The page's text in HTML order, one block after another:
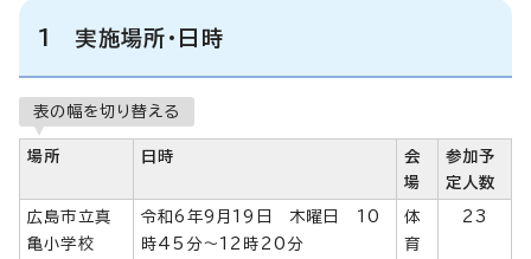
1 実施場所・日時
表の幅を切り替える
場所 日時
会
場
参加予
定人数
広島市立真
亀小学校
令和6年9月19日 木曜日 10
時45分～12時20分
体
育
23